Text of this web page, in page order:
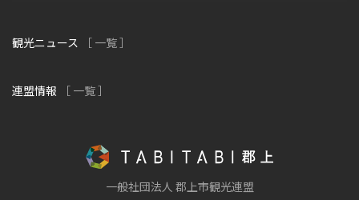
観光ニュース ［ 一覧 ］
連盟情報 ［ 一覧 ］
一般社団法人 郡上市観光連盟